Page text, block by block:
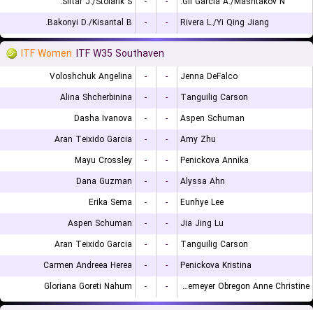
Bakonyi D./Kisantal B.
- - Rivera L./Yi Qing Jiang
ITF Women ITF W35 Southaven
Voloshchuk Angelina - -
Jenna DeFalco
Alina Shcherbinina
- -
Tanguilig Carson
Dasha Ivanova
- -
Aspen Schuman
Aran Teixido Garcia
- -
Amy Zhu
Mayu Crossley
- -
Penickova Annika
Dana Guzman
- -
Alyssa Ahn
Erika Sema
- -
Eunhye Lee
Aspen Schuman
- -
Jia Jing Lu
Aran Teixido Garcia
- -
Tanguilig Carson
Carmen Andreea Herea
- -
Penickova Kristina
Gloriana Goreti Nahum
- - Lutkemeyer Obregon Anne Christine